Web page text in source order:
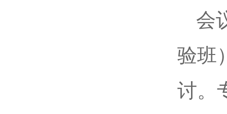
会
验班
讨。